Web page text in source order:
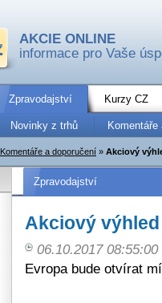
AKCIE ONLINE
informace pro Vaše
Zpravodajství Kurzy CZ
Novinky z trhů
Komentáře a doporučení » Akciový
Zpravodajství
Akciový výhled
06.10.2017 08:55:00
Evropa bude otvírat